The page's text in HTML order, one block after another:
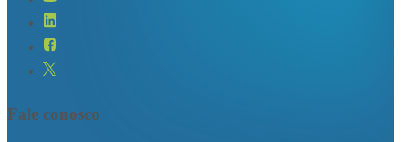
Fale conosco